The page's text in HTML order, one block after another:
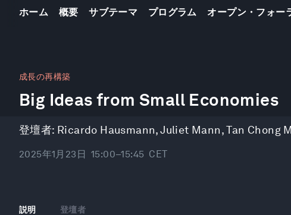
ホーム 概要 サブテーマ プログラム オープン・フォー
成長の再構築
Big Ideas from Small Economies
登壇者: Ricardo Hausmann,Juliet Mann,Tan Chong
2025年1月23日 15:00–15:45 CET
説明 登壇者
seconds
45
minutes,
seconds
Volume
90%